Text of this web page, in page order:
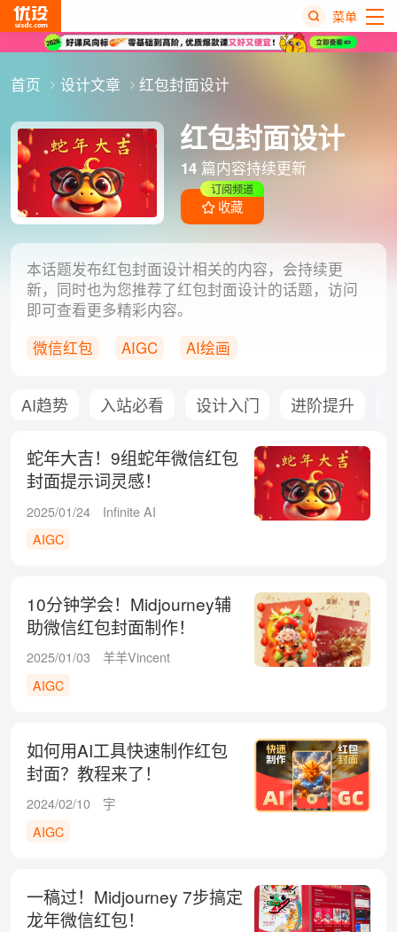
菜单
首页 设计文章 红包封面设计
红包封面设计
14 篇内容持续更新
收藏
订阅频道
本话题发布红包封面设计相关的内容，会持续更
新，同时也为您推荐了红包封面设计的话题，访问
即可查看更多精彩内容。
微信红包
AIGC
AI绘画
AI趋势 入站必看 设计入门 进阶提升
蛇年大吉！9组蛇年微信红包
封面提示词灵感！
2025/01/24
Infinite AI
AIGC
10分钟学会！Midjourney辅
助微信红包封面制作！
2025/01/03
羊羊Vincent
AIGC
如何用AI工具快速制作红包
封面？教程来了！
2024/02/10
宇
AIGC
一稿过！Midjourney 7步搞定
龙年微信红包！